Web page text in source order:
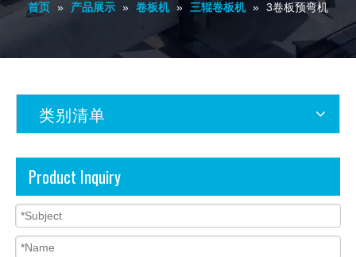
首页 » 产品展示 » 卷板机 » 三辊卷板机 » 3卷板预弯机
类别清单
Product Inquiry